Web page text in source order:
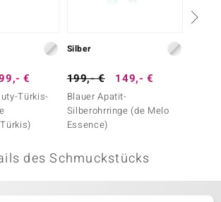
€
Türkis-
Silber
199,- € 149,- €
Blauer Apatit-
Silberohrringe (de Melo
Essence)
des Schmuckstücks